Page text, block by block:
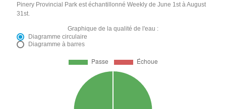
Pinery Provincial Park est échantillonné Weekly de June 1st à August
31st.
Graphique de la qualité de l'eau :
Diagramme circulaire
Diagramme à barres